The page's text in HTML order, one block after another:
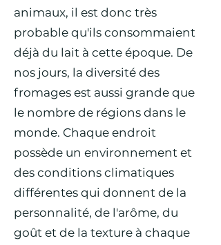
animaux, il est donc très
probable qu'ils consommaient
déjà du lait à cette époque. De
nos jours, la diversité des
fromages est aussi grande que
le nombre de régions dans le
monde. Chaque endroit
possède un environnement et
des conditions climatiques
différentes qui donnent de la
personnalité, de l'arôme, du
goût et de la texture à chaque